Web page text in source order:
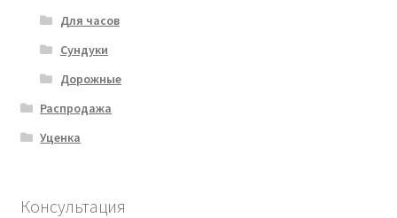
Для часов
Сундуки
Дорожные
Распродажа
Уценка
Консультация